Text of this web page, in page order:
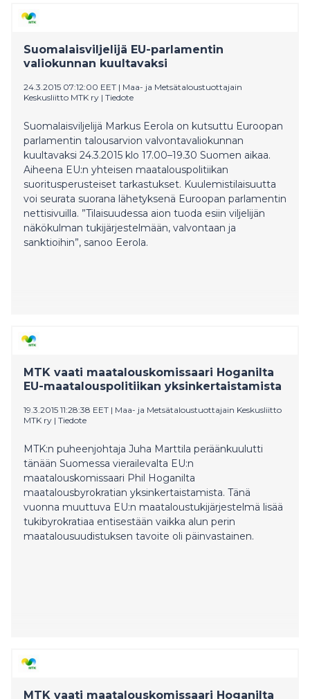
Suomalaisviljelijä EU-parlamentin
valiokunnan kuultavaksi
24.3.2015 07:12:00 EET | Maa- ja Metsätaloustuottajain
Keskusliitto MTK ry | Tiedote
Suomalaisviljelijä Markus Eerola on kutsuttu Euroopan
parlamentin talousarvion valvontavaliokunnan
kuultavaksi 24.3.2015 klo 17.00–19.30 Suomen aikaa.
Aiheena EU:n yhteisen maatalouspolitiikan
suoritusperusteiset tarkastukset. Kuulemistilaisuutta
voi seurata suorana lähetyksenä Euroopan parlamentin
nettisivuilla. ”Tilaisuudessa aion tuoda esiin viljelijän
näkökulman tukijärjestelmään, valvontaan ja
sanktioihin”, sanoo Eerola.
MTK vaati maatalouskomissaari Hoganilta
EU-maatalouspolitiikan yksinkertaistamista
19.3.2015 11:28:38 EET | Maa- ja Metsätaloustuottajain Keskusliitto
MTK ry | Tiedote
MTK:n puheenjohtaja Juha Marttila peräänkuulutti
tänään Suomessa vierailevalta EU:n
maatalouskomissaari Phil Hoganilta
maatalousbyrokratian yksinkertaistamista. Tänä
vuonna muuttuva EU:n maataloustukijärjestelmä lisää
tukibyrokratiaa entisestään vaikka alun perin
maatalousuudistuksen tavoite oli päinvastainen.
MTK vaati maatalouskomissaari Hoganilta